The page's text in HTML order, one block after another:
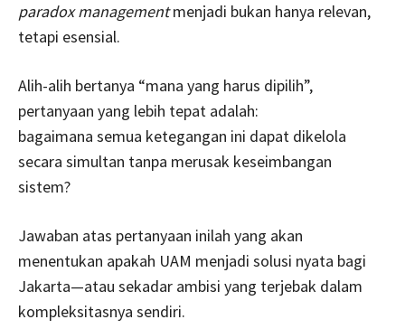
paradox managementmenjadi bukan hanya relevan,
tetapi esensial.
Alih-alih bertanya “mana yang harus dipilih”,
pertanyaan yang lebih tepat adalah:
bagaimana semua ketegangan ini dapat dikelola
secara simultan tanpa merusak keseimbangan
sistem?
Jawaban atas pertanyaan inilah yang akan
menentukan apakah UAM menjadi solusi nyata bagi
Jakarta—atau sekadar ambisi yang terjebak dalam
kompleksitasnya sendiri.